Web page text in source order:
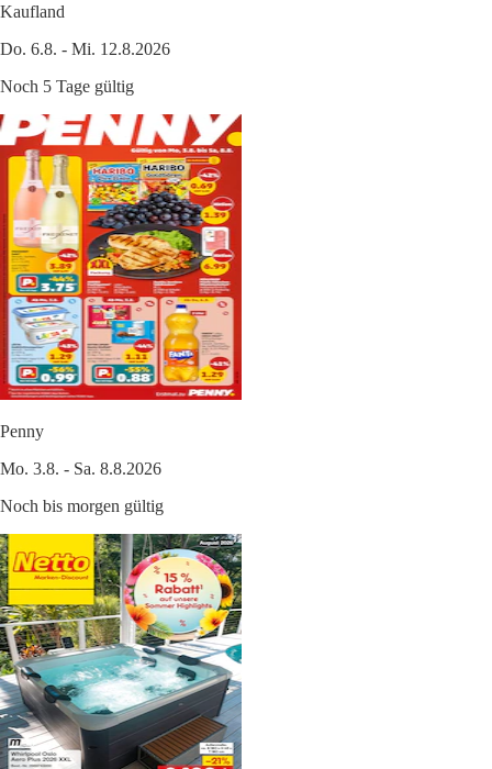
Kaufland
Do. 6.8. - Mi. 12.8.2026
Noch 5 Tage gültig
Penny
Mo. 3.8. - Sa. 8.8.2026
Noch bis morgen gültig